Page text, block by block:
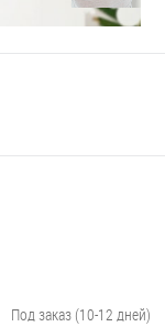
Под заказ (10-12 дней)